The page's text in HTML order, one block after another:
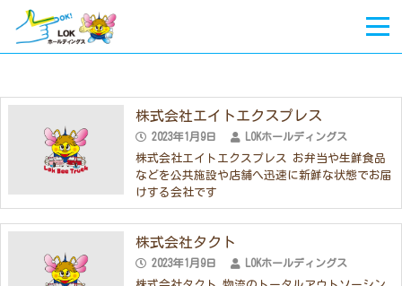
株式会社エイトエクスプレス
2023年1月9日 LOKホールディングス
株式会社エイトエクスプレス お弁当や生鮮食品
などを公共施設や店舗へ迅速に新鮮な状態でお届
けする会社です
株式会社タクト
2023年1月9日 LOKホールディングス